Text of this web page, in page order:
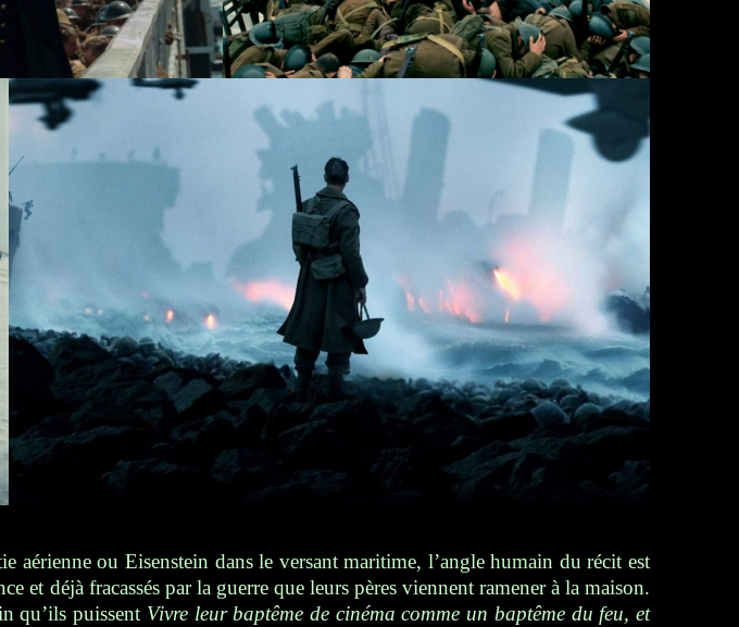
aérienne ou Eisenstein dansle versant maritime, l’angle humain du récit est
et déjà fracassés par la guerre que leurs pères viennent ramener à la maison.
qu’ils puissent Vivre leur baptême de cinéma comme un baptême du feu, et